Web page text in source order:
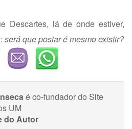
Descartes, lá de onde estiver,
será que postar é mesmo existir?
é co-fundador do Site
UM
do Autor